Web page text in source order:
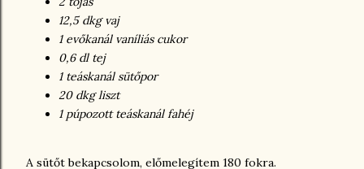
12,5 dkg vaj
1 evőkanál vaníliás cukor
0,6 dl tej
1 teáskanál sütőpor
20 dkg liszt
1 púpozott teáskanál fahéj
A sütőt bekapcsolom, előmelegítem 180 fokra.